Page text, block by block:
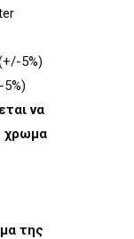
5%)
να
χρωμα
της